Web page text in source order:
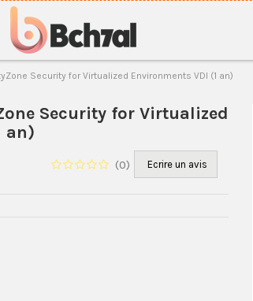
Security for Virtualized Environments VDI (1 an)
Security for Virtualized
an)
(0) Ecrire un avis